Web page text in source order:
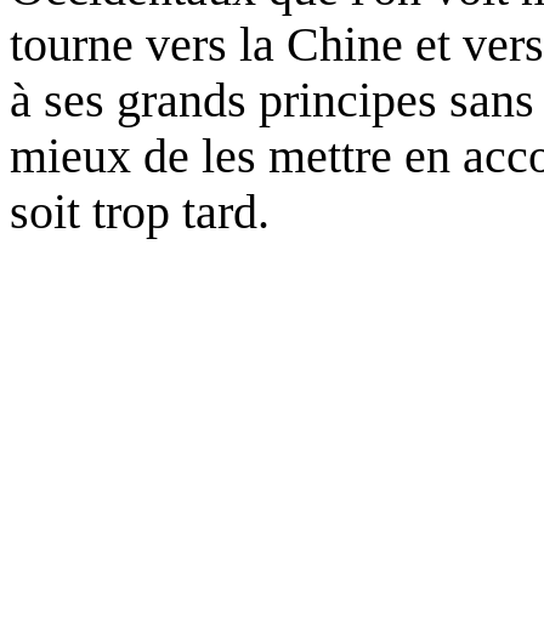
tourne vers la Chine et vers
à ses grands principes
mieux de les mettre en
soit trop tard.